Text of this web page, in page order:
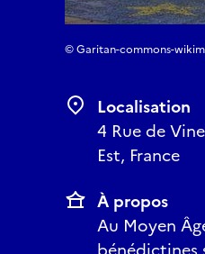
© Garitan-commons-
Localisation
4 Rue de
Est, France
À propos
Au Moyen